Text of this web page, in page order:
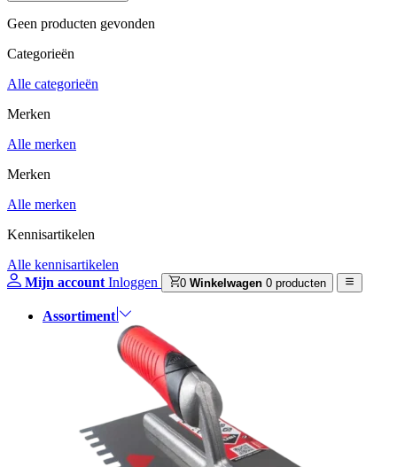
Geen producten gevonden
Categorieën
Alle categorieën
Merken
Alle merken
Merken
Alle merken
Kennisartikelen
Alle kennisartikelen
Mijn account Inloggen 0 Winkelwagen 0 producten
Assortiment